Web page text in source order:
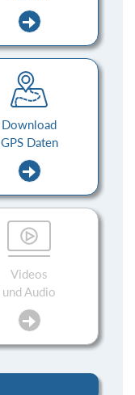
Download
GPS Daten
Videos
und Audio